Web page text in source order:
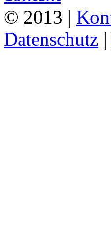
© 2013 |
Datenschutz |